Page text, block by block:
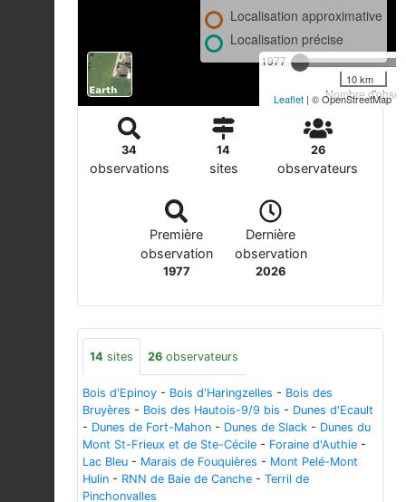
1977
Nombre
Localisation approximative
Localisation précise
10 km
Leaflet | © OpenStreetMap
34
observations
14
sites
26
observateurs
Première
observation
1977
Dernière
observation
2026
14 sites 26 observateurs
Bois d'Epinoy - Bois d'Haringzelles - Bois des
Bruyères - Bois des Hautois-9/9 bis - Dunes d'Ecault
- Dunes de Fort-Mahon - Dunes de Slack - Dunes du
Mont St-Frieux et de Ste-Cécile - Foraine d'Authie -
Lac Bleu - Marais de Fouquières - Mont Pelé-Mont
Hulin - RNN de Baie de Canche - Terril de
Pinchonvalles